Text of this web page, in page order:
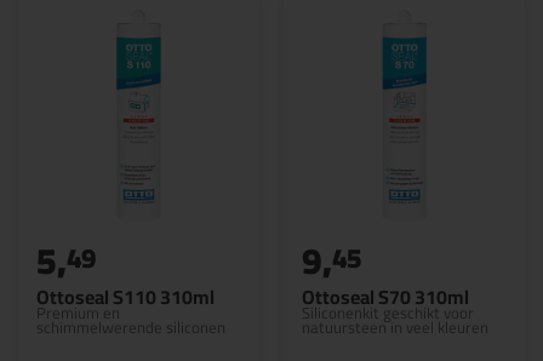
Ottoseal S110 310ml
Premium en
schimmelwerende siliconen
5,49
Ottoseal S70 310ml
Siliconenkit geschikt voor
natuursteen in veel kleuren
9,45